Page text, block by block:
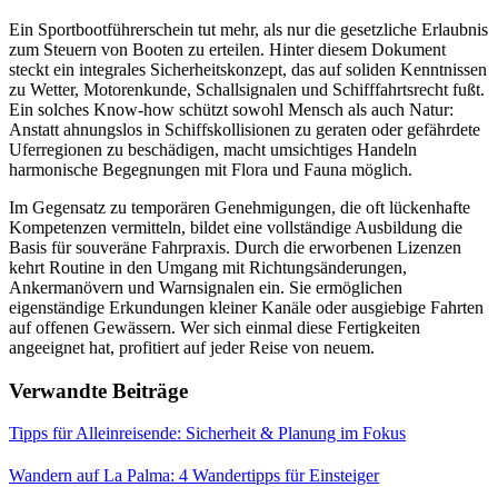
Ein Sportbootführerschein tut mehr, als nur die gesetzliche Erlaubnis
zum Steuern von Booten zu erteilen. Hinter diesem Dokument
steckt ein integrales Sicherheitskonzept, das auf soliden Kenntnissen
zu Wetter, Motorenkunde, Schallsignalen und Schifffahrtsrecht fußt.
Ein solches Know-how schützt sowohl Mensch als auch Natur:
Anstatt ahnungslos in Schiffskollisionen zu geraten oder gefährdete
Uferregionen zu beschädigen, macht umsichtiges Handeln
harmonische Begegnungen mit Flora und Fauna möglich.
Im Gegensatz zu temporären Genehmigungen, die oft lückenhafte
Kompetenzen vermitteln, bildet eine vollständige Ausbildung die
Basis für souveräne Fahrpraxis. Durch die erworbenen Lizenzen
kehrt Routine in den Umgang mit Richtungsänderungen,
Ankermanövern und Warnsignalen ein. Sie ermöglichen
eigenständige Erkundungen kleiner Kanäle oder ausgiebige Fahrten
auf offenen Gewässern. Wer sich einmal diese Fertigkeiten
angeeignet hat, profitiert auf jeder Reise von neuem.
Verwandte Beiträge
Tipps für Alleinreisende: Sicherheit & Planung im Fokus
Wandern auf La Palma: 4 Wandertipps für Einsteiger